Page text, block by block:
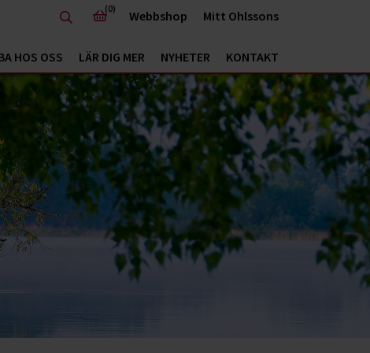
HOS OSS LÄR DIG MER NYHETER KONTAKT
(0) Webbshop Mitt Ohlssons